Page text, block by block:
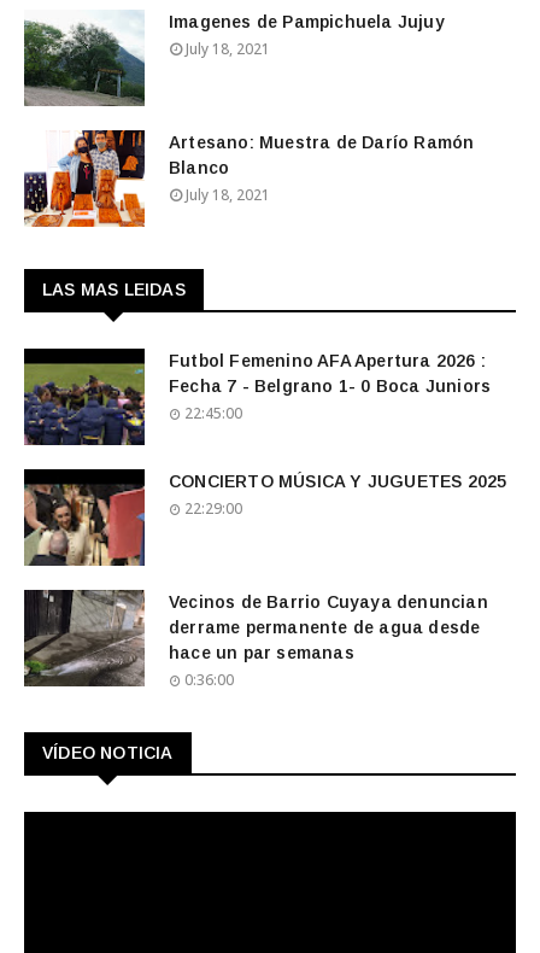
Imagenes de Pampichuela Jujuy
July 18, 2021
Artesano: Muestra de Darío Ramón
Blanco
July 18, 2021
LAS MAS LEIDAS
Futbol Femenino AFA Apertura 2026 :
Fecha 7 - Belgrano 1- 0 Boca Juniors
22:45:00
CONCIERTO MÚSICA Y JUGUETES 2025
22:29:00
Vecinos de Barrio Cuyaya denuncian
derrame permanente de agua desde
hace un par semanas
0:36:00
VÍDEO NOTICIA